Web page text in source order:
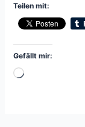
Teilen mit:
Gefällt mir:
Wird